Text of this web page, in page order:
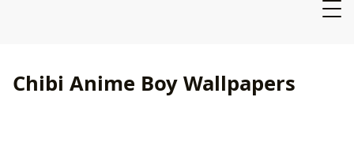
Chibi Anime Boy Wallpapers